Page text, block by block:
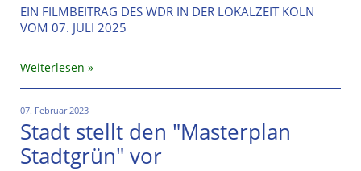
EIN FILMBEITRAG DES WDR IN DER LOKALZEIT KÖLN
VOM 07. JULI 2025
Weiterlesen
07. Februar 2023
Stadt stellt den "Masterplan
Stadtgrün" vor